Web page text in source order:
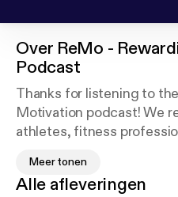
Over ReMo -
Podcast
Thanks for listening to
Motivation podcast! We
athletes, fitness
them, and share their
we can share some
Meer tonen
Alle afleveringen